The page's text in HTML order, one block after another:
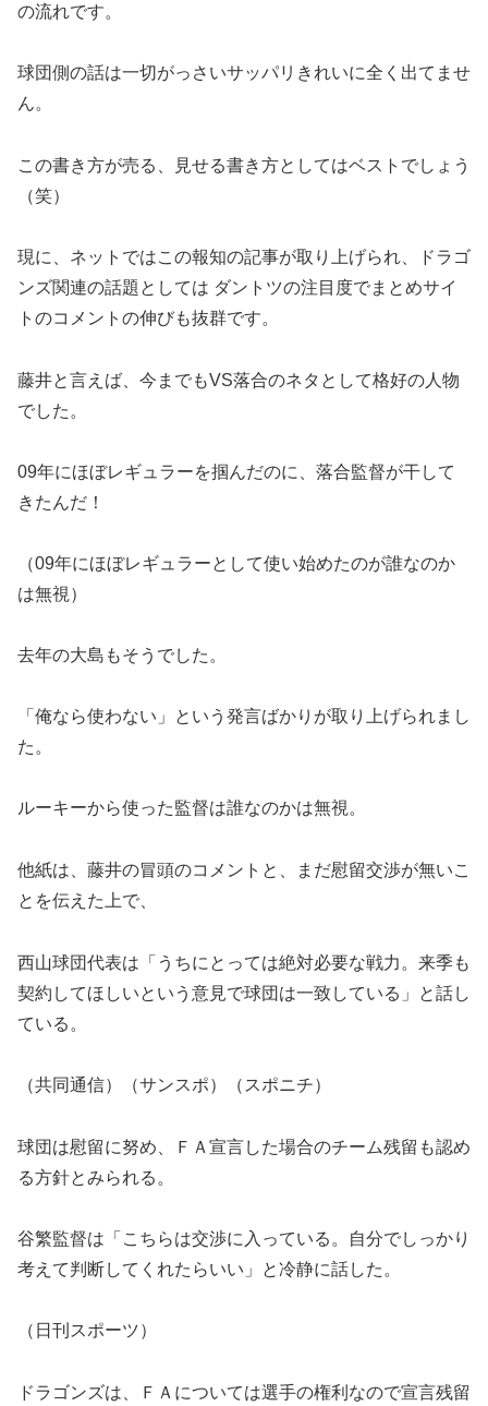
の流れです。
球団側の話は一切がっさいサッパリきれいに全く出てませ
ん。
この書き方が売る、見せる書き方としてはベストでしょう
（笑）
現に、ネットではこの報知の記事が取り上げられ、ドラゴ
ンズ関連の話題としては ダントツの注目度でまとめサイ
トのコメントの伸びも抜群です。
藤井と言えば、今までもVS落合のネタとして格好の人物
でした。
09年にほぼレギュラーを掴んだのに、落合監督が干して
きたんだ！
（09年にほぼレギュラーとして使い始めたのが誰なのか
は無視）
去年の大島もそうでした。
「俺なら使わない」という発言ばかりが取り上げられまし
た。
ルーキーから使った監督は誰なのかは無視。
他紙は、藤井の冒頭のコメントと、まだ慰留交渉が無いこ
とを伝えた上で、
西山球団代表は「うちにとっては絶対必要な戦力。来季も
契約してほしいという意見で球団は一致している」と話し
ている。
（共同通信）（サンスポ）（スポニチ）
球団は慰留に努め、ＦＡ宣言した場合のチーム残留も認め
る方針とみられる。
谷繁監督は「こちらは交渉に入っている。自分でしっかり
考えて判断してくれたらいい」と冷静に話した。
（日刊スポーツ）
ドラゴンズは、ＦＡについては選手の権利なので宣言残留